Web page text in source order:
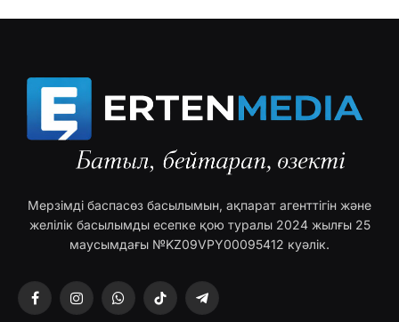
Мерзімді баспасөз басылымын, ақпарат агенттігін және
желілік басылымды есепке қою туралы 2024 жылғы 25
маусымдағы №KZ09VPY00095412 куәлік.
FacebookInstagramWhatsAppTikTok Telegram